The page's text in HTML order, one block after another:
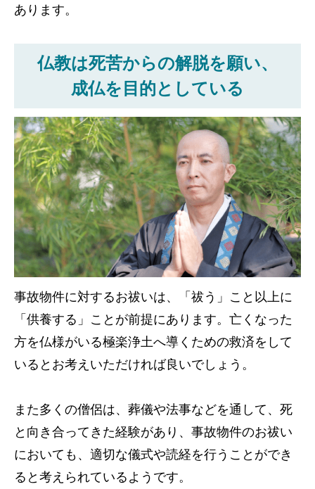
あります。
仏教は死苦からの解脱を願い、
成仏を目的としている
事故物件に対するお祓いは、「祓う」こと以上に
「供養する」ことが前提にあります。亡くなった
方を仏様がいる極楽浄土へ導くための救済をして
いるとお考えいただければ良いでしょう。
また多くの僧侶は、葬儀や法事などを通して、死
と向き合ってきた経験があり、事故物件のお祓い
においても、適切な儀式や読経を行うことができ
ると考えられているようです。